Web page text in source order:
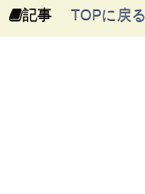
記事 TOPに戻る